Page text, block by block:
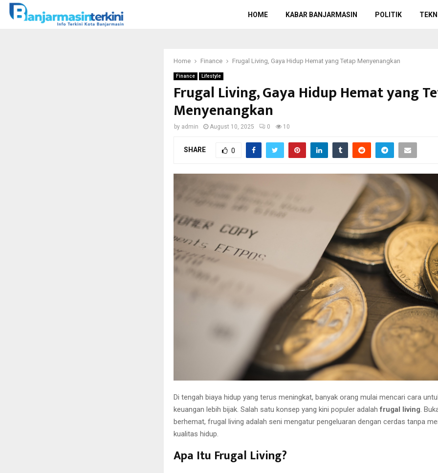
HOME KABAR BANJARMASIN POLITIK
Home Finance Frugal Living, Gaya Hidup Hemat yang Tetap Menyenangkan
Finance Lifestyle
Frugal Living, Gaya Hidup Hemat yang
Menyenangkan
by admin August 10, 2025 0 10
SHARE 0
Di tengah biaya hidup yang terus meningkat, banyak orang mulai mencari cara
keuangan lebih bijak. Salah satu konsep yang kini populer adalahfrugal living.
berhemat, frugal living adalah seni mengatur pengeluaran dengan cerdas tanpa
kualitas hidup.
Apa Itu Frugal Living?